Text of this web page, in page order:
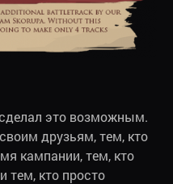
это возможным.
друзьям, тем, кто
кампании, тем, кто
тем, кто просто